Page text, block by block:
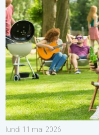
Du froid glacial à une
lundi 11 mai 2026